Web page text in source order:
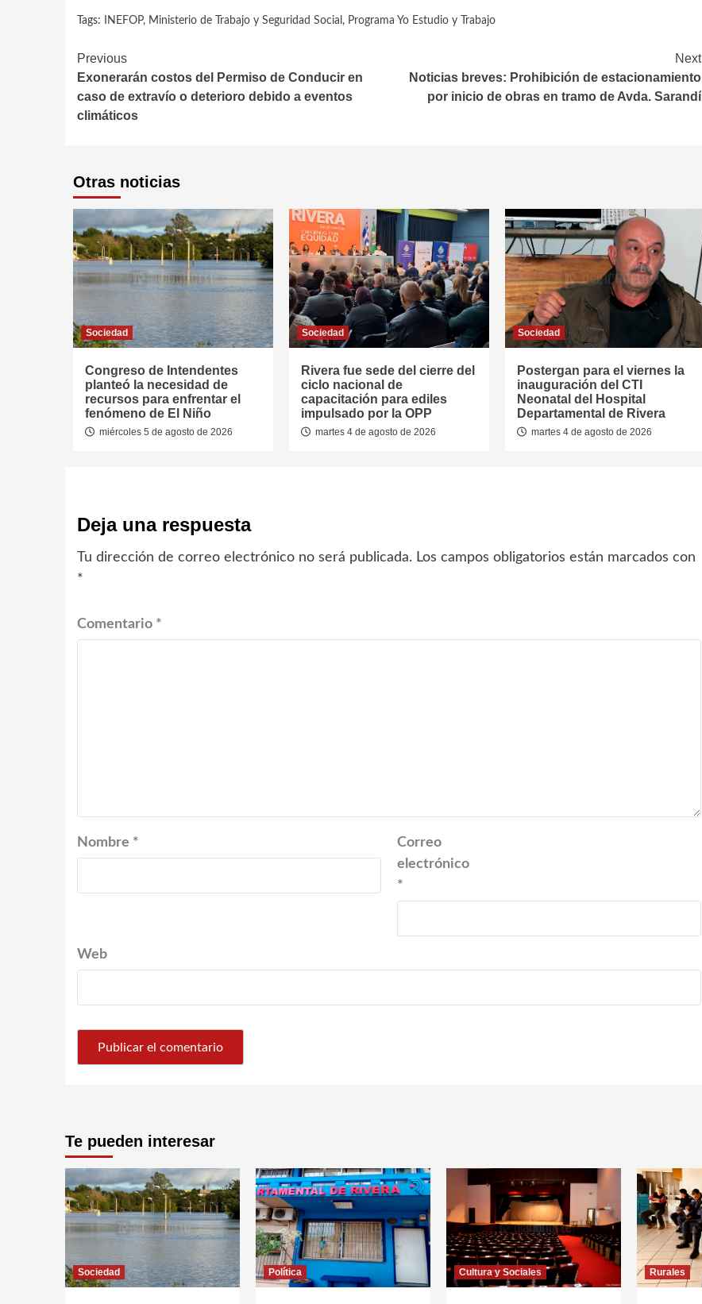
Tags: INEFOP, Ministerio de Trabajo y Seguridad Social , Programa Yo Estudio y Trabajo
Continue
Reading
Previous
Exonerarán costos del Permiso de Conducir en
caso de extravío o deterioro debido a eventos
climáticos
Next
Noticias breves: Prohibición de estacionamiento
por inicio de obras en tramo de Avda. Sarandí
Otras noticias
Sociedad
Congreso de Intendentes
planteó la necesidad de
recursos para enfrentar el
fenómeno de El Niño
miércoles 5 de agosto de 2026
Sociedad
Rivera fue sede del cierre del
ciclo nacional de
capacitación para ediles
impulsado por la OPP
martes 4 de agosto de 2026
Sociedad
Postergan para el viernes la
inauguración del CTI
Neonatal del Hospital
Departamental de Rivera
martes 4 de agosto de 2026
Deja una respuesta
Tu dirección de correo electrónico no será publicada. Los campos obligatorios están marcados con
*
Comentario *
Nombre *
Correo
electrónico
*
Web
Te pueden interesar
Sociedad Política Cultura y Sociales Rurales